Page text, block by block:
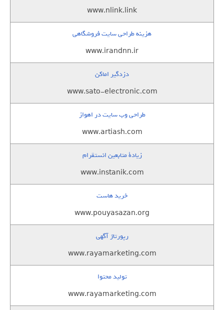
www.nlink.link
هزینه طراحی سایت فروشگاهی
www.irandnn.ir
دزدگیر اماکن
www.sato-electronic.com
طراحی وب سایت در اهواز
www.artiash.com
زيادة متابعين انستقرام
www.instanik.com
خرید هاست
www.pouyasazan.org
رپورتاژ آگهی
www.rayamarketing.com
تولید محتوا
www.rayamarketing.com